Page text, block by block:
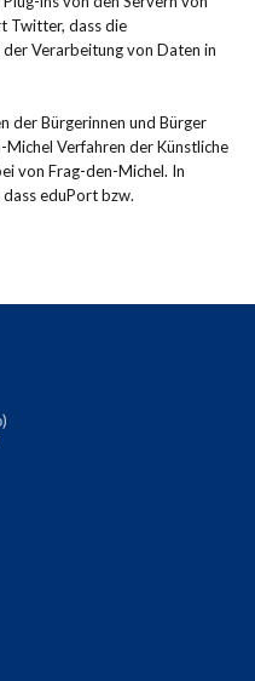
Twitter, dass die
Verarbeitung von Daten in
der Bürgerinnen und Bürger
Verfahren der Künstliche
von Frag-den-Michel. In
eduPort bzw.